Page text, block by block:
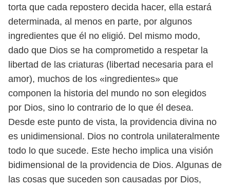
torta que cada repostero decida hacer, ella estará
determinada, al menos en parte, por algunos
ingredientes que él no eligió. Del mismo modo,
dado que Dios se ha comprometido a respetar la
libertad de las criaturas (libertad necesaria para el
amor), muchos de los «ingredientes» que
componen la historia del mundo no son elegidos
por Dios, sino lo contrario de lo que él desea.
Desde este punto de vista, la providencia divina no
es unidimensional. Dios no controla unilateralmente
todo lo que sucede. Este hecho implica una visión
bidimensional de la providencia de Dios. Algunas de
las cosas que suceden son causadas por Dios,